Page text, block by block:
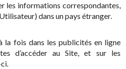
les informations correspondantes,
dans un pays étranger.
la fois dans les publicités en ligne
d’accéder au Site, et sur les